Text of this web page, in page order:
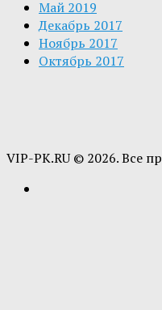
Май 2019
Декабрь 2017
Ноябрь 2017
Октябрь 2017
VIP-PK.RU © 2026. Все